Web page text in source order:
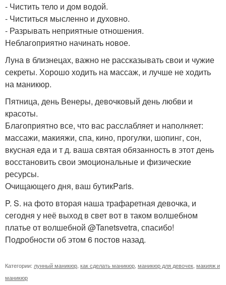
- Чистить тело и дом водой.
- Чиститься мысленно и духовно.
- Разрывать неприятные отношения.
Неблагоприятно начинать новое.
Луна в близнецах, важно не рассказывать свои и чужие
секреты. Хорошо ходить на массаж, и лучше не ходить
на маникюр.
Пятница, день Венеры, девочковый день любви и
красоты.
Благоприятно все, что вас расслабляет и наполняет:
массажи, макияжи, спа, кино, прогулки, шопинг, сон,
вкусная еда и т д. ваша святая обязанность в этот день
восстановить свои эмоциональные и физические
ресурсы.
Очищающего дня, ваш бутикParis.
P. S. на фото вторая наша трафаретная девочка, и
сегодня у неё выход в свет вот в таком волшебном
платье от волшебной @Tanetsvetra, спасибо!
Подробности об этом 6 постов назад.
Категории: лунный маникюр как сделать маникюр маникюр для девочек макияж и
маникюр